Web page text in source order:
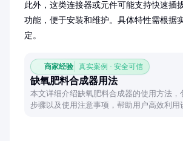
此外，这类连接器或元件可能支持快速插
功能，便于安装和维护。具体特性需根据
定。
商家经验 真实案例 · 安全可信
缺氧肥料合成器用法
本文详细介绍缺氧肥料合成器的使用方法，
步骤以及使用注意事项，帮助用户高效利用